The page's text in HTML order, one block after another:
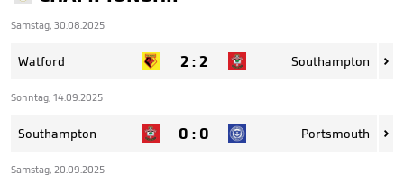
Samstag, 30.08.2025
Watford 2:2 Southampton 
Sonntag, 14.09.2025
Southampton 0 : 0 Portsmouth 
Samstag, 20.09.2025